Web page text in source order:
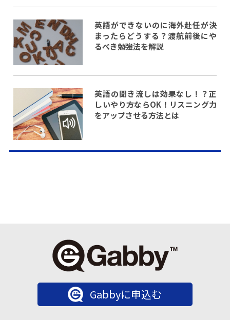
英語ができないのに海外赴任が決
まったらどうする？渡航前後にや
るべき勉強法を解説
英語の聞き流しは効果なし！？正
しいやり方ならOK！リスニング力
をアップさせる方法とは
Gabbyに申込む